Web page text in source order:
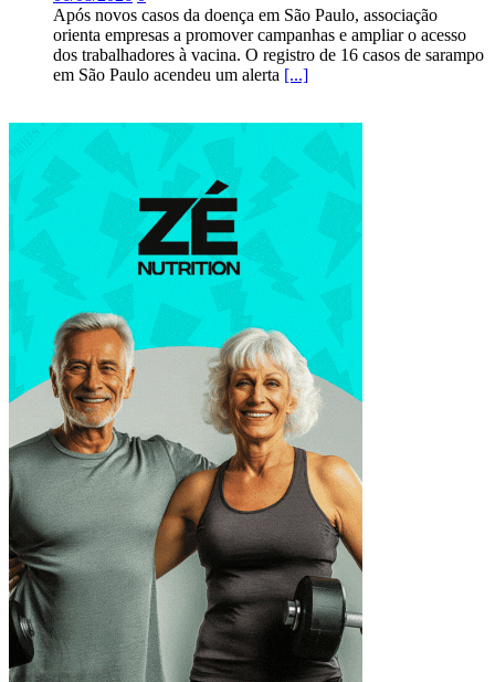
Após novos casos da doença em São Paulo, associação
orienta empresas a promover campanhas e ampliar o acesso
dos trabalhadores à vacina. O registro de 16 casos de sarampo
em São Paulo acendeu um alerta [...]